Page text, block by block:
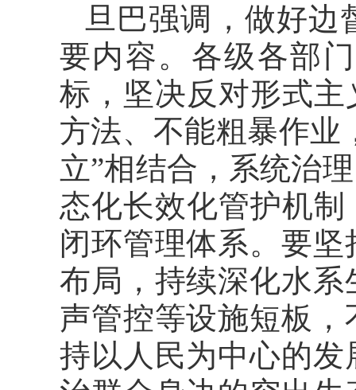
旦巴强调，做好边
要内容。各级各部
标，坚决反对形式
方法、不能粗暴作业
立”相结合，系统治
态化长效化管护机
闭环管理体系。要
布局，持续深化水
声管控等设施短板
持以人民为中心的